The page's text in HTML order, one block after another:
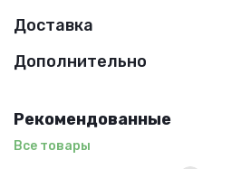
Доставка
Дополнительно
Рекомендованные
Все товары